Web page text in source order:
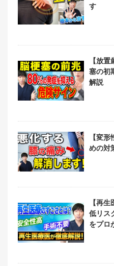
す
【放
塞の初
解説
【変
めの対
【再
低リス
をプロ